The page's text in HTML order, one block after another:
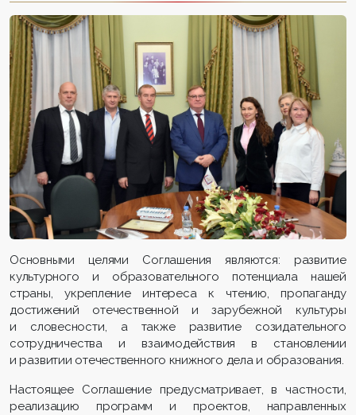
Основными целями Соглашения являются: развитие
культурного и образовательного потенциала нашей
страны, укрепление интереса к чтению, пропаганду
достижений отечественной и зарубежной культуры
и словесности, а также развитие созидательного
сотрудничества и взаимодействия в становлении
и развитии отечественного книжного дела и образования.
Настоящее Соглашение предусматривает, в частности,
реализацию программ и проектов, направленных